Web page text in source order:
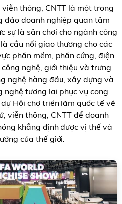
thông, CNTT là một trong
đảo doanh nghiệp quan tâm
sự là sân chơi cho ngành công
cầu nối giao thương cho các
phần mềm, phần cứng, điện
nghệ, giới thiệu và trưng
nghệ hàng đầu, xây dựng và
nghệ tương lai phục vụ cong
Hội chợ triển lãm quốc tế về
viễn thông, CNTT để doanh
khẳng định được vị thế và
của thế giới.